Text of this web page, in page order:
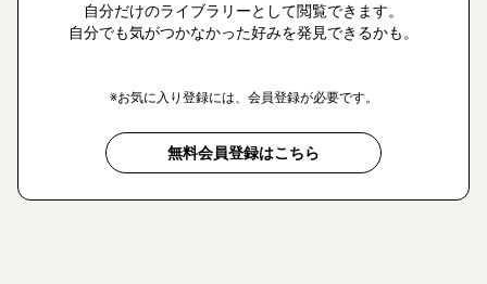
自分だけのライブラリーとして閲覧できます。
自分でも気がつかなかった好みを発見できるかも。
※お気に入り登録には、会員登録が必要です。
無料会員登録はこちら